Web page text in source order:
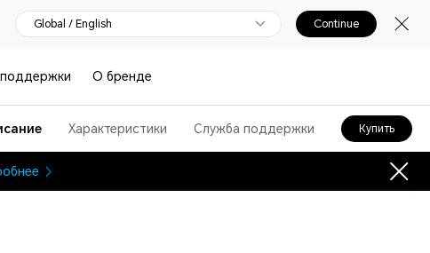
Global / English Continue
О бренде
Характеристики Служба поддержки Купить